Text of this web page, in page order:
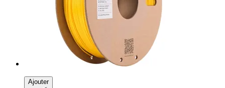
Ajouter